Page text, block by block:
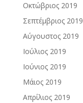
Οκτώβριος 2019
Σεπτέμβριος 2019
Αύγουστος 2019
Ιούλιος 2019
Ιούνιος 2019
Μάιος 2019
Απρίλιος 2019